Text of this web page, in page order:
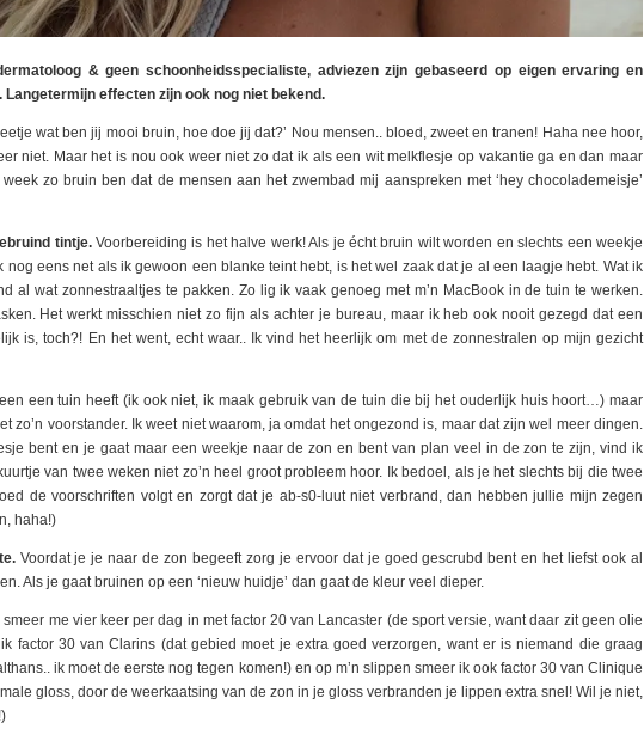
& geen schoonheidsspecialiste, adviezen zijn gebaseerd op eigen ervaring en
effecten zijn ook nog niet bekend.
wat ben jij mooi bruin, hoe doe jij dat?’ Nou mensen.. bloed, zweet en tranen! Haha nee hoor,
niet. Maar het is nou ook weer niet zo dat ik als een wit melkflesje op vakantie ga en dan maar
zo bruin ben dat de mensen aan het zwembad mij aanspreken met ‘hey chocolademeisje’
tintje.Voorbereiding is het halve werk! Als je écht bruin wilt worden en slechts een weekje
nog eens net als ik gewoon een blanke teint hebt, is het wel zaak dat je al een laagje hebt. Wat ik
al wat zonnestraaltjes te pakken. Zo lig ik vaak genoeg met m’n MacBook in de tuin te werken.
Het werkt misschien niet zo fijn als achter je bureau, maar ik heb ook nooit gezegd dat een
is, toch?! En het went, echt waar.. Ik vind het heerlijk om met de zonnestralen op mijn gezicht
een tuin heeft (ik ook niet, ik maak gebruik van de tuin die bij het ouderlijk huis hoort…) maar
zo’n voorstander. Ik weet niet waarom, ja omdat het ongezond is, maar dat zijn wel meer dingen.
bent en je gaat maar een weekje naar de zon en bent van plan veel in de zon te zijn, vind ik
van twee weken niet zo’n heel groot probleem hoor. Ik bedoel, als je het slechts bij die twee
de voorschriften volgt en zorgt dat je ab-s0-luut niet verbrand, dan hebben jullie mijn zegen
haha!)
Voordat je je naar de zon begeeft zorg je ervoor dat je goed gescrubd bent en het liefst ook al
Als je gaat bruinen op een ‘nieuw huidje’ dan gaat de kleur veel dieper.
smeer me vier keer per dag in met factor 20 van Lancaster (de sport versie, want daar zit geen olie
factor 30 van Clarins (dat gebied moet je extra goed verzorgen, want er is niemand die graag
ik moet de eerste nog tegen komen!) en op m’n slippen smeer ik ook factor 30 van Clinique
gloss, door de weerkaatsing van de zon in je gloss verbranden je lippen extra snel! Wil je niet,